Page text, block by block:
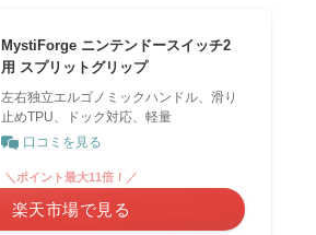
MystiForge ニンテンドースイッチ2
用 スプリットグリップ
左右独立エルゴノミックハンドル、滑り
止めTPU、ドック対応、軽量
口コミを見る
＼ポイント最大11倍！／
楽天市場で見る